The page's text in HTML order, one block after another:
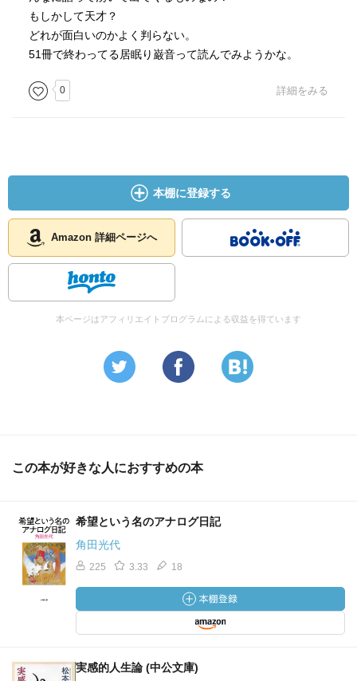
もしかして天才？
どれが面白いのかよく判らない。
51冊で終わってる居眠り巌音って読んでみようかな。
0 詳細をみる
本棚に登録する
Amazon 詳細ページへ
本ページはアフィリエイトプログラムによる収益を得ています
この本が好きな人におすすめの本
希望という名のアナログ日記
角田光代
225 3.33 18
実感的人生論 (中公文庫)